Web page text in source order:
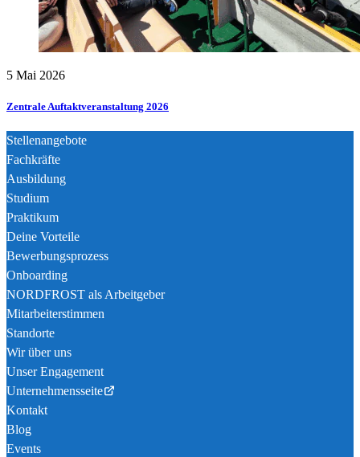
5 Mai 2026
Zentrale Auftaktveranstaltung 2026
Stellenangebote
Fachkräfte
Ausbildung
Studium
Praktikum
Deine Vorteile
Bewerbungsprozess
Onboarding
NORDFROST als Arbeitgeber
Mitarbeiterstimmen
Standorte
Wir über uns
Unser Engagement
Unternehmensseite
Kontakt
Blog
Events